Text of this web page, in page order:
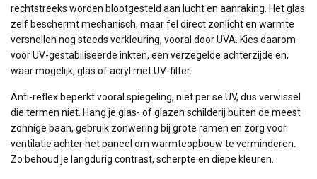
rechtstreeks worden blootgesteld aan lucht en aanraking. Het glas
zelf beschermt mechanisch, maar fel direct zonlicht en warmte
versnellen nog steeds verkleuring, vooral door UVA. Kies daarom
voor UV-gestabiliseerde inkten, een verzegelde achterzijde en,
waar mogelijk, glas of acryl met UV-filter.
Anti-reflex beperkt vooral spiegeling, niet per se UV, dus verwissel
die termen niet. Hang je glas- of glazen schilderij buiten de meest
zonnige baan, gebruik zonwering bij grote ramen en zorg voor
ventilatie achter het paneel om warmteopbouw te verminderen.
Zo behoud je langdurig contrast, scherpte en diepe kleuren.